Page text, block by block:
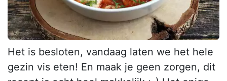
Het is besloten, vandaag laten we het hele
gezin vis eten! En maak je geen zorgen, dit